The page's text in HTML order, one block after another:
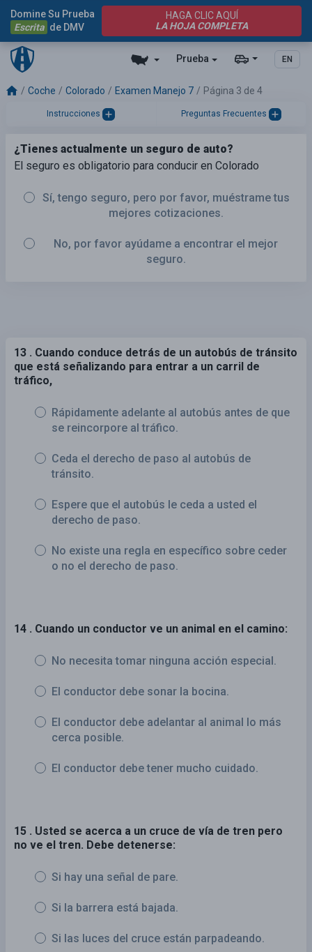
Prueba EN
Domine Su Prueba
Escrita de DMV
HAGA CLIC AQUÍ
LA HOJA COMPLETA
Coche Colorado Examen Manejo 7 Página 3 de 4
Instrucciones Preguntas Frecuentes
¿Tienes actualmente un seguro de auto?
El seguro es obligatorio para conducir en Colorado
Sí, tengo seguro, pero por favor, muéstrame tus
mejores cotizaciones.
No, por favor ayúdame a encontrar el mejor
seguro.
13 . Cuando conduce detrás de un autobús de tránsito
que está señalizando para entrar a un carril de
tráfico,
Rápidamente adelante al autobús antes de que
se reincorpore al tráfico.
Ceda el derecho de paso al autobús de
tránsito.
Espere que el autobús le ceda a usted el
derecho de paso.
No existe una regla en específico sobre ceder
o no el derecho de paso.
14 . Cuando un conductor ve un animal en el camino:
No necesita tomar ninguna acción especial.
El conductor debe sonar la bocina.
El conductor debe adelantar al animal lo más
cerca posible.
El conductor debe tener mucho cuidado.
15 . Usted se acerca a un cruce de vía de tren pero
no ve el tren. Debe detenerse:
Si hay una señal de pare.
Si la barrera está bajada.
Si las luces del cruce están parpadeando.